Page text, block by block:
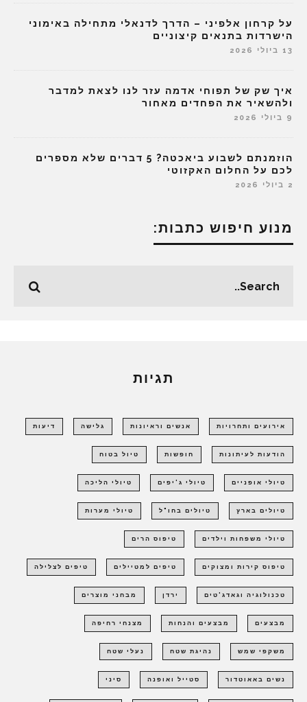
על קרחון אלפיני – הדרך לדנאלי מתחילה באימוני
הישרדות בתנאים קיצוניים
13 ביולי 2026
איך שק של תפוחי אדמה עזר לנו לצאת למדבר
ולהשאיר את הפחדים מאחור
9 ביולי 2026
הוזמנתם לשבוע ביאכטה? 5 דברים שלא מספרים
לכם על החלום האקזוטי
2 ביולי 2026
מנוע חיפוש כתבות:
תגיות
אירועים ותחרויות אנשים וראיונות גלישה דיעות
הודעות לעיתונות חופשות טיול בטוח
טיולי אופניים טיולי ג'יפים טיולי הליכה
טיולים בארץ טיולים בחו"ל טיולי מערות
טיולי משפחות וילדים טיפוס הרים
טיפוס קירות ומצוקים טיפים למטיילים טיפים לצלילה
טכנולוגיה וגאדג'טים ירדן מבחני מוצרים
מבצעים מבצעים והנחות מצנחי רחיפה
משקפי שמש נהיגת שטח נעלי שטח
נשים באאוטדור סטייל ואופנה סיני